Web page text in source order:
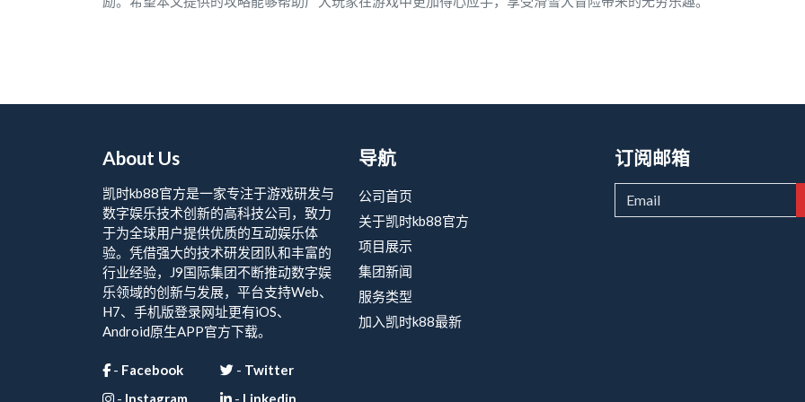
About Us
凯时kb88官方是一家专注于游戏研发与
数字娱乐技术创新的高科技公司，致力
于为全球用户提供优质的互动娱乐体
验。凭借强大的技术研发团队和丰富的
行业经验，J9国际集团不断推动数字娱
乐领域的创新与发展，平台支持Web、
H7、手机版登录网址更有iOS、
Android原生APP官方下载。
- Facebook - Twitter
- Instagram - Linkedin
导航
公司首页
关于凯时kb88官方
项目展示
集团新闻
服务类型
加入凯时k88最新
订阅邮箱